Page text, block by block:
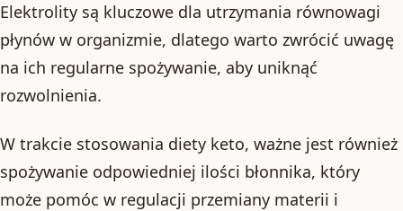
Elektrolity są kluczowe dla utrzymania równowagi
płynów w organizmie, dlatego warto zwrócić uwagę
na ich regularne spożywanie, aby uniknąć
rozwolnienia.
W trakcie stosowania diety keto, ważne jest również
spożywanie odpowiedniej ilości błonnika, który
może pomóc w regulacji przemiany materii i